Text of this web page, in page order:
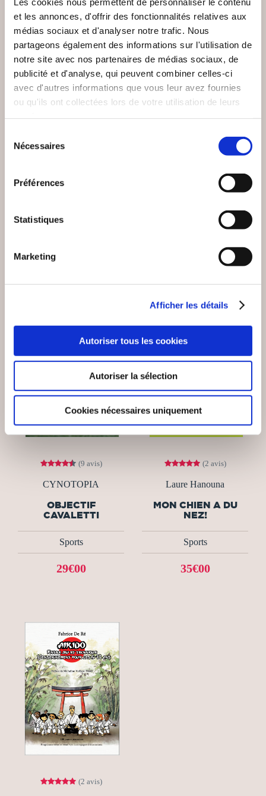
et les annonces, d'offrir des fonctionnalités relatives aux
médias sociaux et d'analyser notre trafic. Nous
partageons également des informations sur l'utilisation de
notre site avec nos partenaires de médias sociaux, de
publicité et d'analyse, qui peuvent combiner celles-ci
avec d'autres informations que vous leur avez fournies
ou qu'ils ont collectées lors de votre utilisation de leurs
Nécessaires
Préférences
Statistiques
Marketing
Afficher les détails
Autoriser tous les cookies
Autoriser la sélection
Cookies nécessaires uniquement
JUSTE UN COACH DE
Sports
(0 avis)
YOG'AGENDA - 365
(9 avis)
CYNOTOPIA
OBJECTIF
CAVALETTI
Sports
29€00
(2 avis)
Laure Hanouna
MON CHIEN A DU
NEZ!
Sports
35€00
(2 avis)